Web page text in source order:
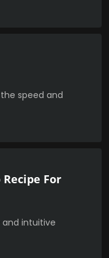
speed and
For
intuitive